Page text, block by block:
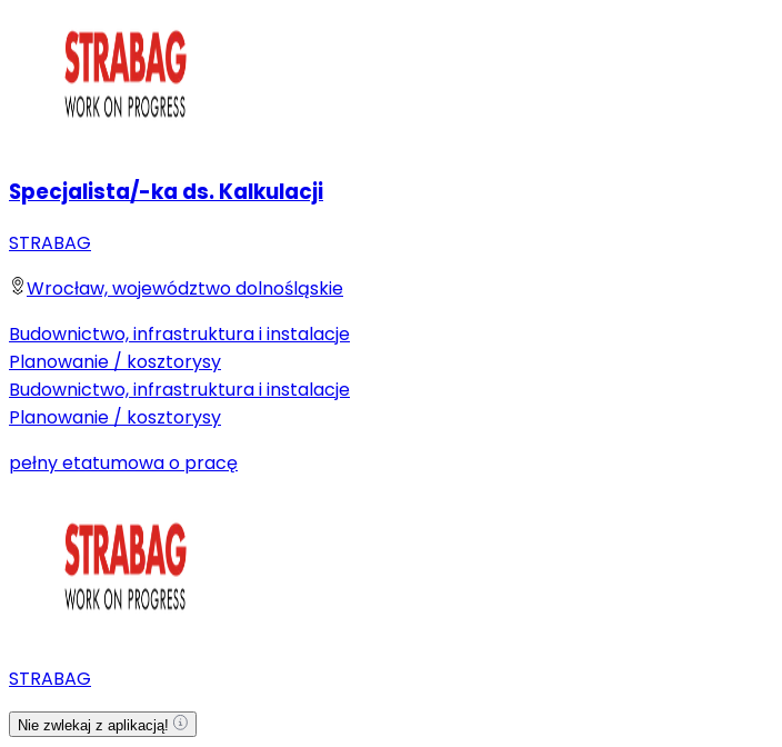
Specjalista/-ka ds. Kalkulacji
STRABAG
Wrocław, województwo dolnośląskie
Budownictwo, infrastruktura i instalacje
Planowanie / kosztorysy
Budownictwo, infrastruktura i instalacje
Planowanie / kosztorysy
pełny etatumowa o pracę
STRABAG
Nie zwlekaj z aplikacją!